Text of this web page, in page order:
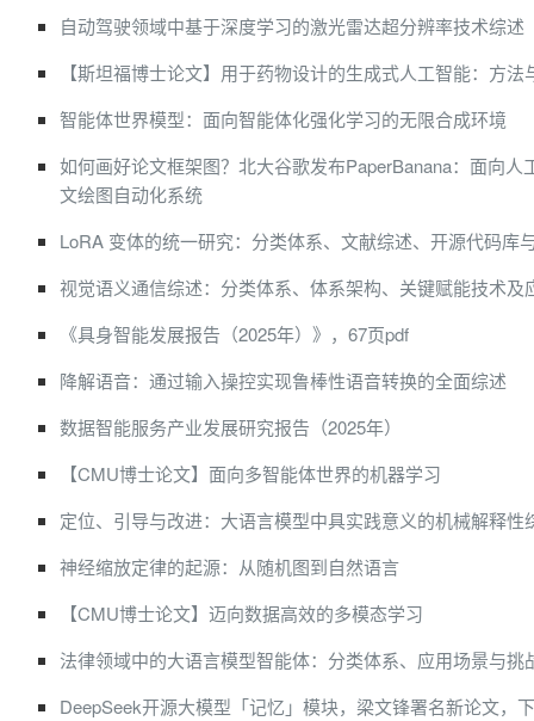
自动驾驶领域中基于深度学习的激光雷达超分辨率技术综述
【斯坦福博士论文】用于药物设计的生成式人工智能：方法
智能体世界模型：面向智能体化强化学习的无限合成环境
如何画好论文框架图？北大谷歌发布PaperBanana：面向人
文绘图自动化系统
LoRA 变体的统一研究：分类体系、文献综述、开源代码库
视觉语义通信综述：分类体系、体系架构、关键赋能技术及
《具身智能发展报告（2025年）》，67页pdf
降解语音：通过输入操控实现鲁棒性语音转换的全面综述
数据智能服务产业发展研究报告（2025年）
【CMU博士论文】面向多智能体世界的机器学习
定位、引导与改进：大语言模型中具实践意义的机械解释性
神经缩放定律的起源：从随机图到自然语言
【CMU博士论文】迈向数据高效的多模态学习
法律领域中的大语言模型智能体：分类体系、应用场景与挑
DeepSeek开源大模型「记忆」模块，梁文锋署名新论文，